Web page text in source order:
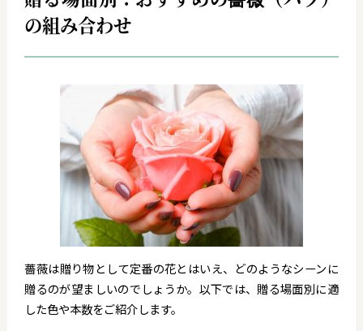
の組み合わせ
薔薇は贈り物として定番の花とはいえ、どのようなシーンに
贈るのが望ましいのでしょうか。以下では、贈る場面別に適
した色や本数をご紹介します。